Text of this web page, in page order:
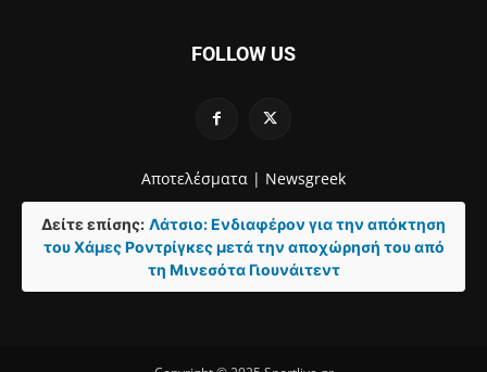
FOLLOW US
Αποτελέσματα | Newsgreek
Δείτε επίσης: Λάτσιο: Ενδιαφέρον για την απόκτηση
του Χάμες Ροντρίγκες μετά την αποχώρησή του από
τη Μινεσότα Γιουνάιτεντ